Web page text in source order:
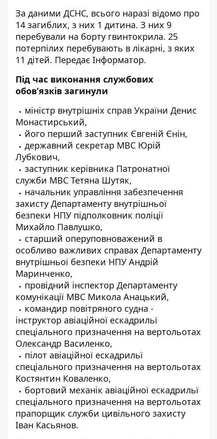
За даними ДСНС, всього наразі відомо про
14 загиблих, з них 1 дитина. З них 9
перебували на борту гвинтокрила. 25
потерпілих перебувають в лікарні, з яких
11 дітей. Передає Інформатор.
Під час виконання службових
обов’язків загинули
міністр внутрішніх справ України Денис
Монастирський,
його перший заступник Євгеній Єнін,
державний секретар МВС Юрій
Лубкович,
заступник керівника Патронатної
служби МВС Тетяна Шутяк,
начальник управління забезпечення
захисту Департаменту внутрішньої
безпеки НПУ підполковник поліції
Михайло Павлушко,
старший оперуповноважений в
особливо важливих справах Департаменту
внутрішньої безпеки НПУ Андрій
Маринченко,
провідний інспектор Департаменту
комунікації МВС Микола Анацький,
командир повітряного судна -
інструктор авіаційної ескадрильї
спеціального призначення на вертольотах
Олександр Василенко,
пілот авіаційної ескадрильї
спеціального призначення на вертольотах
Костянтин Коваленко,
бортовий механік авіаційної ескадрильї
спеціального призначення на вертольотах
прапорщик служби цивільного захисту
Іван Касьянов.